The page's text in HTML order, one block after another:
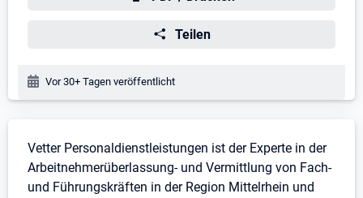
Teilen
Veröffentlichungsdatum:
Vor 30+ Tagen veröffentlicht
Stellenbeschreibung
Vetter Personaldienstleistungen ist der Experte in der
Arbeitnehmerüberlassung- und Vermittlung von Fach-
und Führungskräften in der Region Mittelrhein und